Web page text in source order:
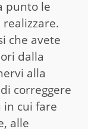
punto le
che avete
dalla
alla
correggere
in cui fare
alle